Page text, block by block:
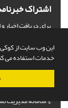
این وب سایت از کوکی
خدمات استفاده می
اشتراک
برای دریافت
© سامانه مدیریت